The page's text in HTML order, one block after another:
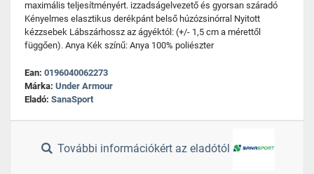
maximális teljesítményért. izzadságelvezető és gyorsan száradó
Kényelmes elasztikus derékpánt belső húzózsinórral Nyitott
kézzsebek Lábszárhossz az ágyéktól: (+/- 1,5 cm a mérettől
függően). Anya Kék színű: Anya 100% poliészter
Ean: 0196040062273
Márka: Under Armour
Eladó: SanaSport
További információkért az eladótól